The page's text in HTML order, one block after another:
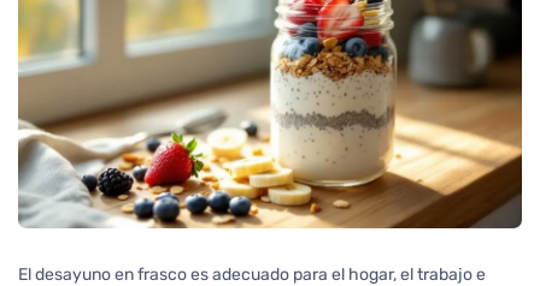
El desayuno en frasco es adecuado para el hogar, el trabajo e